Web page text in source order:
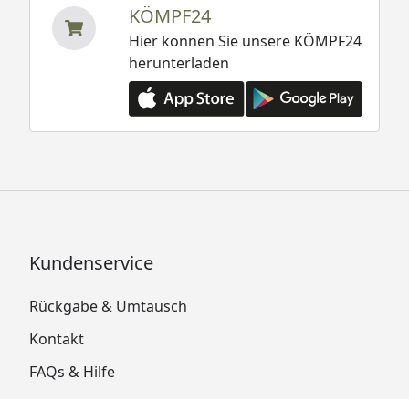
KÖMPF24
Hier können Sie unsere KÖMPF24
herunterladen
Kundenservice
Rückgabe & Umtausch
Kontakt
FAQs & Hilfe